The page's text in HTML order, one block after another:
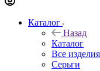
Каталог
Назад
Каталог
Все изделия
Серьги